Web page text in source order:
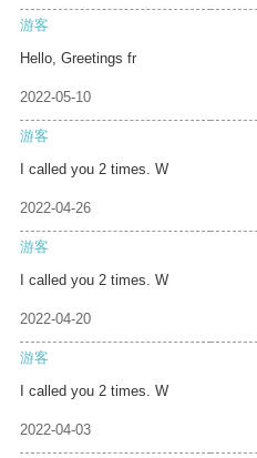
游客
Hello, Greetings fr
2022-05-10
游客
I called you 2 times. W
2022-04-26
游客
I called you 2 times. W
2022-04-20
游客
I called you 2 times. W
2022-04-03